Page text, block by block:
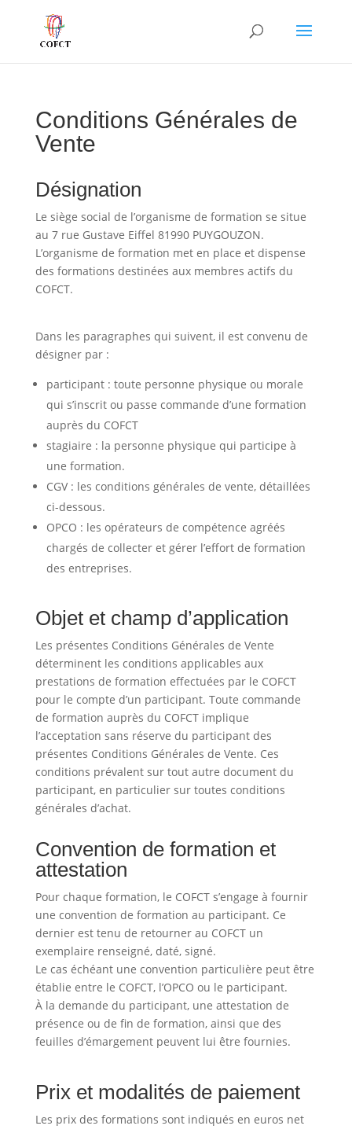
Conditions Générales de
Vente
Désignation
Le siège social de l’organisme de formation se situe
au 7 rue Gustave Eiffel 81990 PUYGOUZON.
L’organisme de formation met en place et dispense
des formations destinées aux membres actifs du
COFCT.
Dans les paragraphes qui suivent, il est convenu de
désigner par :
participant : toute personne physique ou morale
qui s’inscrit ou passe commande d’une formation
auprès du COFCT
stagiaire : la personne physique qui participe à
une formation.
CGV : les conditions générales de vente, détaillées
ci-dessous.
OPCO : les opérateurs de compétence agréés
chargés de collecter et gérer l’effort de formation
des entreprises.
Objet et champ d’application
Les présentes Conditions Générales de Vente
déterminent les conditions applicables aux
prestations de formation effectuées par le COFCT
pour le compte d’un participant. Toute commande
de formation auprès du COFCT implique
l’acceptation sans réserve du participant des
présentes Conditions Générales de Vente. Ces
conditions prévalent sur tout autre document du
participant, en particulier sur toutes conditions
générales d’achat.
Convention de formation et
attestation
Pour chaque formation, le COFCT s’engage à fournir
une convention de formation au participant. Ce
dernier est tenu de retourner au COFCT un
exemplaire renseigné, daté, signé.
Le cas échéant une convention particulière peut être
établie entre le COFCT, l’OPCO ou le participant.
À la demande du participant, une attestation de
présence ou de fin de formation, ainsi que des
feuilles d’émargement peuvent lui être fournies.
Prix et modalités de paiement
Les prix des formations sont indiqués en euros net